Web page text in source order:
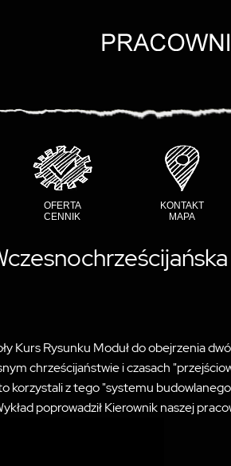
OFERTA
CENNIK
KONTAKT
MAPA
Kurs Rysunku Moduł do obejrzenia
chrześcijaństwie i czasach
korzystali z tego "systemu
poprowadził Kierownik naszej